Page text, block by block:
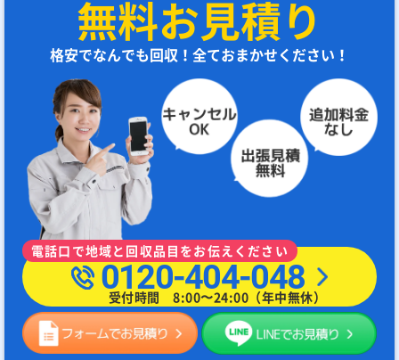
無料お見積り
格安でなんでも回収！全ておまかせください！
電話口で地域と回収品目をお伝えください
0120-404-048
受付時間 8:00〜24:00（年中無休）